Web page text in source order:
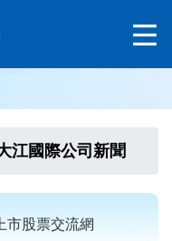
江國際公司新聞
市股票交流網